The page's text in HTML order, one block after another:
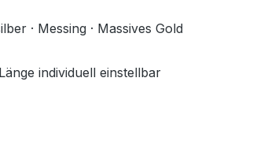
· Messing · Massives Gold
individuell einstellbar